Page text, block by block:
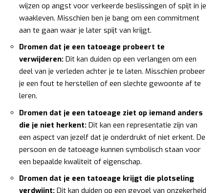
wijzen op angst voor verkeerde beslissingen of spijt in je
waakleven. Misschien ben je bang om een commitment
aan te gaan waar je later spijt van krijgt.
Dromen dat je een tatoeage probeert te
verwijderen: Dit kan duiden op een verlangen om een
deel van je verleden achter je te laten. Misschien probeer
je een fout te herstellen of een slechte gewoonte af te
leren.
Dromen dat je een tatoeage ziet op iemand anders
die je niet herkent: Dit kan een representatie zijn van
een aspect van jezelf dat je onderdrukt of niet erkent. De
persoon en de tatoeage kunnen symbolisch staan voor
een bepaalde kwaliteit of eigenschap.
Dromen dat je een tatoeage krijgt die plotseling
verdwijnt: Dit kan duiden op een gevoel van onzekerheid